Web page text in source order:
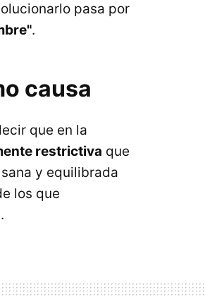
pasa por
.
causa
que en la
restrictiva que
y equilibrada
los que